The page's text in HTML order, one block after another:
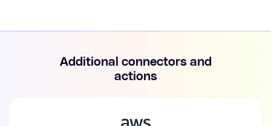
Additional connectors and
actions